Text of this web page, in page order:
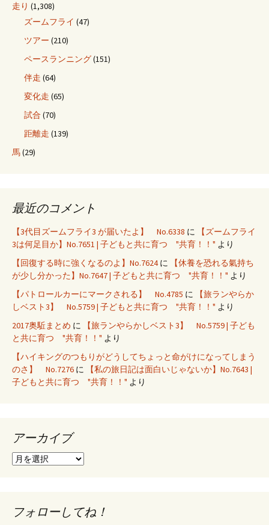
走り (1,308)
ズームフライ (47)
ツアー (210)
ペースランニング(151)
伴走 (64)
変化走 (65)
試合 (70)
距離走 (139)
馬(29)
最近のコメント
【3代目ズームフライ3 が届いたよ】 No.6338 に
【ズームフライ
3は何足目か】No.7651 | 子どもと共に育つ "共育！！" より
【回復する時に強くなるのよ】No.7624に
【休養を恐れる氣持ち
が少し分かった】No.7647 | 子どもと共に育つ "共育！！" より
【パトロールカーにマークされる】 No.4785 に
【旅ランやらか
しベスト3】 No.5759 | 子どもと共に育つ "共育！！" より
2017奥駈まとめ に
【旅ランやらかしベスト3】 No.5759 | 子ども
と共に育つ "共育！！" より
【ハイキングのつもりがどうしてちょっと命がけになってしまう
のさ】 No.7276 に
【私の旅日記は面白いじゃないか】No.7643 |
子どもと共に育つ "共育！！" より
アーカイブ
ア
ブ
フォローしてね！